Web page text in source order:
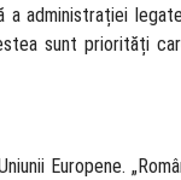
a administrației
sunt priorități
Europene.